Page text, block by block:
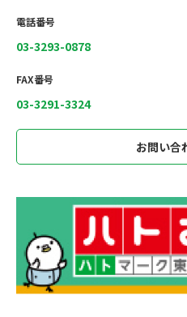
電話番号
03-3293-0878
FAX番号
03-3291-3324
お問い合